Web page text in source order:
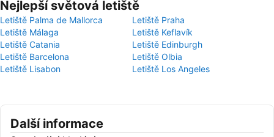
Nejlepší světová letiště
Letiště Palma de Mallorca
Letiště Praha
Letiště Málaga
Letiště Keflavík
Letiště Catania
Letiště Edinburgh
Letiště Barcelona
Letiště Olbia
Letiště Lisabon
Letiště Los Angeles
Další informace